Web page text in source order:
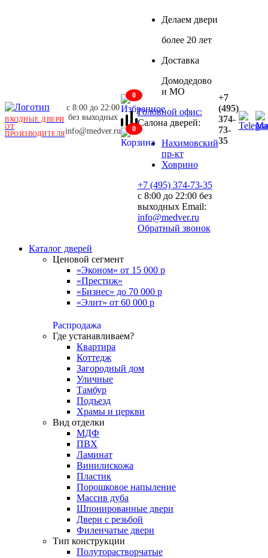
ВХОДНЫЕ ДВЕРИ
ОТ
ПРОИЗВОДИТЕЛЯ
с 8:00 до 22:00
без выходных
info@medver.ru
+7
(495)
374-
73-
35
0
0
Делаем двери
более 20 лет
Доставка
Домодедово
и МО
Головной офис:
Салона дверей:
Нахимовский
пр-кт
Ховрино
+7 (495) 374-73-35
с 8:00 до 22:00 без
выходных Email:
info@medver.ru
Обратный звонок
Каталог дверей
Ценовой сегмент
«Эконом» от 15 000 р
«Престиж»
«Бизнес» до 70 000 р
«Элит» от 60 000 р
Распродажа
Где устанавливаем?
Квартира
Коттедж
Загородный дом
Уличные
Тамбур
Подъезд
Храмы и церкви
Вид отделки
МДФ
ПВХ
Ламинат
Винилискожа
Пластик
Порошковое напыление
Массив дуба
Шпонированные двери
Двери с резьбой
Филенчатые двери
Тип конструкции
Полуторастворчатые